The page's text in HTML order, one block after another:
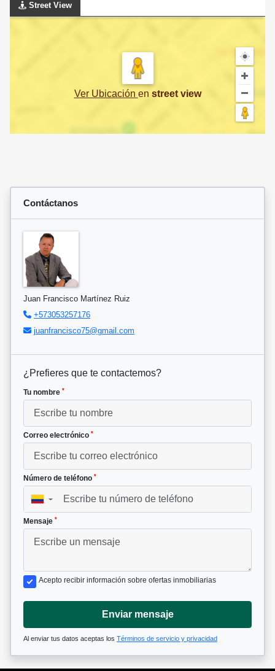
Street View
Ver Ubicación en street view
Contáctanos
Juan Francisco Martínez Ruiz
+573053257176
juanfrancisco75@gmail.com
¿Prefieres que te contactemos?
Tu nombre *
Correo electrónico *
Número de teléfono *
▼
Mensaje *
Acepto recibir información sobre ofertas inmobiliarias
Enviar mensaje
Al enviar tus datos aceptas los Términos de servicio y privacidad